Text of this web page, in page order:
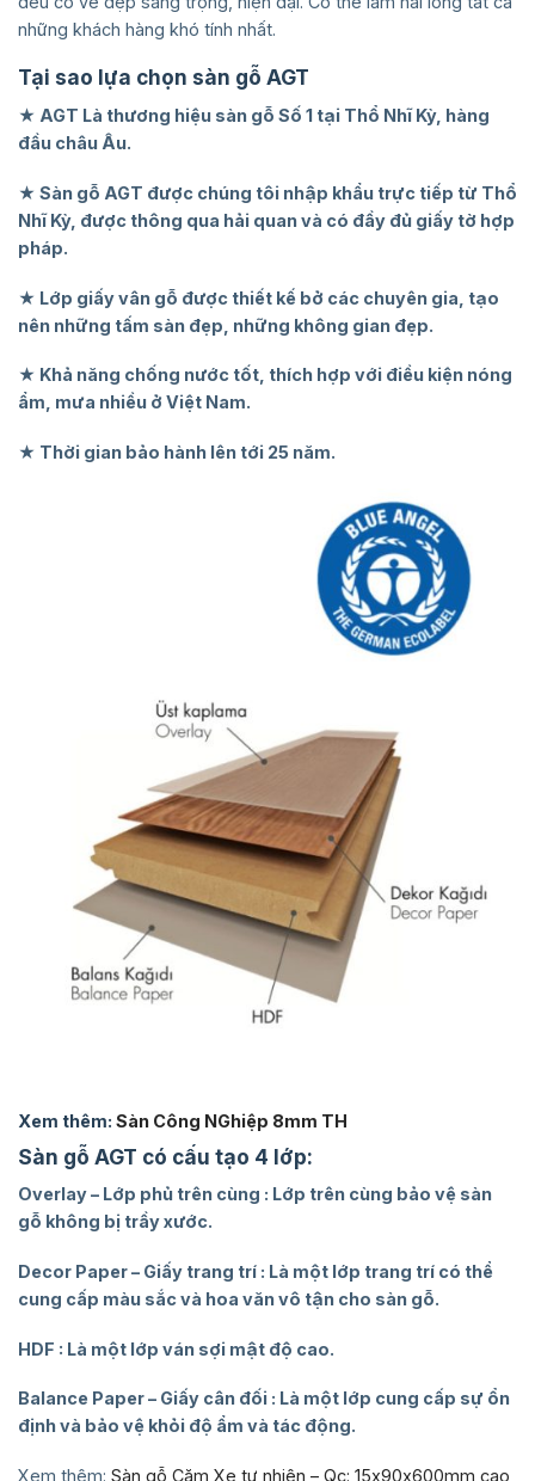
những khách hàng khó tính nhất.
Tại sao lựa chọn sàn gỗ AGT
★ AGT Là thương hiệu sàn gỗ Số 1 tại Thổ Nhĩ Kỳ, hàng
đầu châu Âu.
★ Sàn gỗ AGT được chúng tôi nhập khẩu trực tiếp từ Thổ
Nhĩ Kỳ, được thông qua hải quan và có đầy đủ giấy tờ hợp
pháp.
★ Lớp giấy vân gỗ được thiết kế bở các chuyên gia, tạo
nên những tấm sàn đẹp, những không gian đẹp.
★ Khả năng chống nước tốt, thích hợp với điều kiện nóng
ẩm, mưa nhiều ở Việt Nam.
★ Thời gian bảo hành lên tới 25 năm.
Xem thêm: Sàn Công NGhiệp 8mm TH
Sàn gỗ AGT có cấu tạo 4 lớp:
Overlay – Lớp phủ trên cùng : Lớp trên cùng bảo vệ sàn
gỗ không bị trầy xước.
Decor Paper – Giấy trang trí : Là một lớp trang trí có thể
cung cấp màu sắc và hoa văn vô tận cho sàn gỗ.
HDF : Là một lớp ván sợi mật độ cao.
Balance Paper – Giấy cân đối : Là một lớp cung cấp sự ổn
định và bảo vệ khỏi độ ẩm và tác động.
Xem thêm: Sàn gỗ Căm Xe tự nhiên – Qc: 15x90x600mm cao